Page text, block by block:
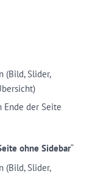
(Bild, Slider,
Ende der Seite
ohne Sidebar“
(Bild, Slider,